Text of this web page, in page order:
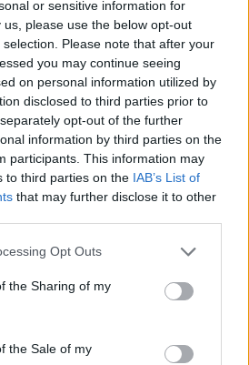
or sensitive information for
please use the below opt-out
Please note that after your
you may continue seeing
on personal information utilized by
disclosed to third parties prior to
opt-out of the further
information by third parties on the
participants. This information may
to third parties on the IAB’s List of
that may further disclose it to other
app uses one or more Google
usage behaviour. You may click to
Google and its third-party tags to
specified purposes in below Google
Opt Outs
the Sharing of my
the Sale of my
A pénzügyi fellendülés épp
adsz el vagy vásárolsz,
anyagi előnyhöz vagy
juthatsz.
Az önbizalom a szakmai
alakul ki benned, egy
ha másért nem, hát azért,
közelében lehess.
Őrizd meg optimizmusodat,
hogy szexuális
pedig leendő hitvesnek.
tekintélyt, protekciót,